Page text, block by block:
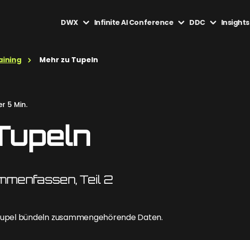
DWX Infinite AI Conference DDC Insights
Mehr zu Tupeln
5 Min.
Teil 2
bündeln zusammengehörende Daten.